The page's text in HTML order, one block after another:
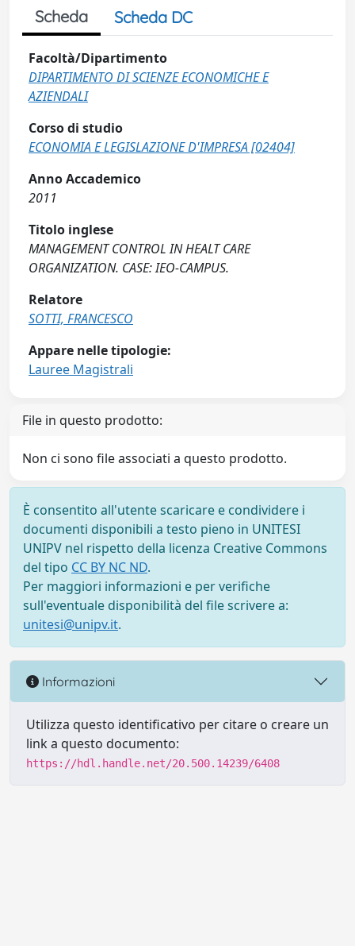
Scheda Scheda DC
Facoltà/Dipartimento
DIPARTIMENTO DI SCIENZE ECONOMICHE E
AZIENDALI
Corso di studio
ECONOMIA E LEGISLAZIONE D'IMPRESA [02404]
Anno Accademico
2011
Titolo inglese
MANAGEMENT CONTROL IN HEALT CARE
ORGANIZATION. CASE: IEO-CAMPUS.
Relatore
SOTTI, FRANCESCO
Appare nelle tipologie:
Lauree Magistrali
File in questo prodotto:
Non ci sono file associati a questo prodotto.
È consentito all'utente scaricare e condividere i
documenti disponibili a testo pieno in UNITESI
UNIPV nel rispetto della licenza Creative Commons
del tipo CC BY NC ND.
Per maggiori informazioni e per verifiche
sull'eventuale disponibilità del file scrivere a:
unitesi@unipv.it.
Informazioni
Utilizza questo identificativo per citare o creare un
link a questo documento:
https://hdl.handle.net/20.500.14239/6408